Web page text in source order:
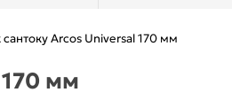
сантоку Arcos Universal 170 мм
мм